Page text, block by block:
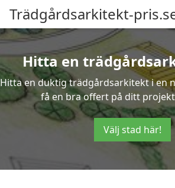
Trädgårdsarkitekt-
Hitta en
Hitta en duktig trädgårdsarkitekt i en
få en bra offert på ditt
Välj stad här!